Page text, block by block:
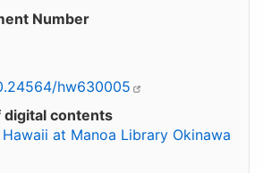
Number
hw630005
digital contents
at Manoa Library Okinawa